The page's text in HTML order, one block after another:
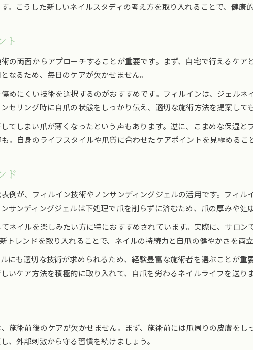
ネイルオフ時に大切なポイントとは
オフだけの利用でも安心なネイルケア術
自宅でできる爪に優しいネイルオフ方法
ネイルオフ時に押さえるべき保湿とケアポイント
ライフスタイルに合うネイル活用術
ネイル選びは生活スタイルとの相性が重要
シーン別ネイルの楽しみ方と工夫ポイント
健やかな指先を保つ秘訣まとめ
ネイルケアとオフが健康な指先を支える理由
自爪を守るために意識したい日常ケアのコツ
ネイルスタディ実践者が語る健康維持の心得
指先の美しさを保つための継続的なケア方法
ネイルと自爪のバランスを取る生活習慣
。こうした新しいネイルスタディの考え方を取り入れることで、健康
ト
の両面からアプローチすることが重要です。まず、自宅で行えるケ
なるため、毎日のケアが欠かせません。
めにくい技術を選択するのがおすすめです。フィルインは、ジェル
セリング時に自爪の状態をしっかり伝え、適切な施術方法を提案して
てしまい爪が薄くなったという声もあります。逆に、こまめな保湿と
。自身のライフスタイルや爪質に合わせたケアポイントを見極めるこ
ド
例が、フィルイン技術やノンサンディングジェルの活用です。フィル
サンディングジェルは下処理で爪を削らずに済むため、爪の厚みや健
ネイルを楽しみたい方に特におすすめされています。実際に、サロ
トレンドを取り入れることで、ネイルの持続力と自爪の健やかさを両
にも適切な技術が求められるため、経験豊富な施術者を選ぶことが重
いケア方法を積極的に取り入れて、自爪を労わるネイルライフを送りま
施術前後のケアが欠かせません。まず、施術前には爪周りの皮膚を
、外部刺激から守る習慣を続けましょう。